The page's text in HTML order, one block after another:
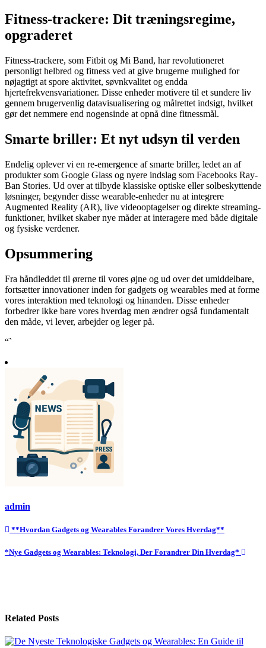
Fitness-trackere: Dit træningsregime,
opgraderet
Fitness-trackere, som Fitbit og Mi Band, har revolutioneret
personligt helbred og fitness ved at give brugerne mulighed for
nøjagtigt at spore aktivitet, søvnkvalitet og endda
hjertefrekvensvariationer. Disse enheder motivere til et sundere liv
gennem brugervenlig datavisualisering og målrettet indsigt, hvilket
gør det nemmere end nogensinde at opnå dine fitnessmål.
Smarte briller: Et nyt udsyn til verden
Endelig oplever vi en re-emergence af smarte briller, ledet an af
produkter som Google Glass og nyere indslag som Facebooks Ray-
Ban Stories. Ud over at tilbyde klassiske optiske eller solbeskyttende
løsninger, begynder disse wearable-enheder nu at integrere
Augmented Reality (AR), live videooptagelser og direkte streaming-
funktioner, hvilket skaber nye måder at interagere med både digitale
og fysiske verdener.
Opsummering
Fra håndleddet til ørerne til vores øjne og ud over det umiddelbare,
fortsætter innovationer inden for gadgets og wearables med at forme
vores interaktion med teknologi og hinanden. Disse enheder
forbedrer ikke bare vores hverdag men ændrer også fundamentalt
den måde, vi lever, arbejder og leger på.
“`
admin
Indlægsnavigation
**Hvordan Gadgets og Wearables Forandrer Vores Hverdag**
*Nye Gadgets og Wearables: Teknologi, Der Forandrer Din Hverdag*
Related Posts